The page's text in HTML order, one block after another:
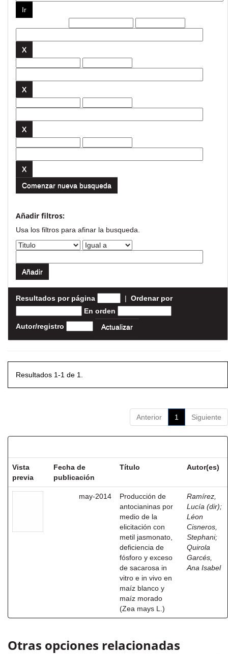
Comenzar nueva busqueda
Añadir filtros:
Usa los filtros para afinar la busqueda.
Resultados por página | Ordenar por
En orden
Autor/registro
Resultados 1-1 de 1.
Anterior 1 Siguiente
Vista
previa
Fecha de
publicación
Título Autor(es)
may-2014
Producción de
antocianinas por
medio de la
elicitación con
metil jasmonato,
deficiencia de
fósforo y exceso
de sacarosa in
vitro e in vivo en
maíz blanco y
maíz morado
(Zea mays L.)
Ramírez,
Lucía (dir);
Léon
Cisneros,
Stephani;
Quirola
Garcés,
Ana Isabel
Otras opciones relacionadas